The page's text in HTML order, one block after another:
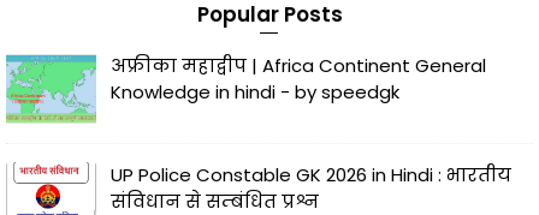
Popular Posts
अफ्रीका महाद्वीप | Africa Continent General
Knowledge in hindi - by speedgk
UP Police Constable GK 2026 in Hindi : भारतीय
संविधान से सम्बंधित प्रश्न